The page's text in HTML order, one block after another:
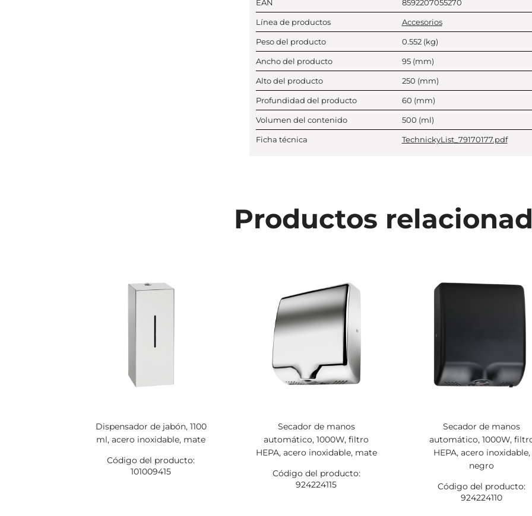
EAN 8592207055270
Línea de productos Accesorios
Peso del producto 0.552 (kg)
Ancho del producto 95 (mm)
Alto del producto 250 (mm)
Profundidad del producto 60 (mm)
Volumen del contenido 500 (ml)
Ficha técnica TechnickyList_79170177.pdf
Productos
Dispensador de jabón, 1100
ml, acero inoxidable, mate
Código del producto:
101009415
Secador de manos
automático, 1000W, filtro
HEPA, acero inoxidable, mate
Código del producto:
924224115
Secador de manos
automático, 1000W,
HEPA, acero inoxidable,
negro
Código del producto:
924224110